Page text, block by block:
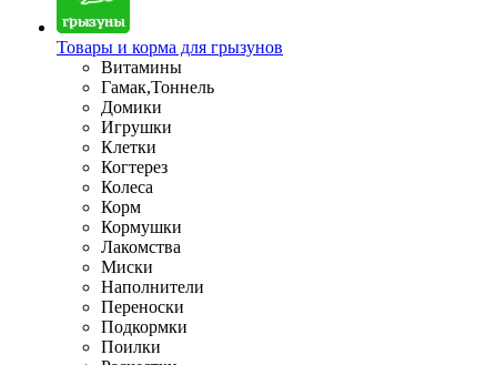
Товары и корма для грызунов
Витамины
Гамак,Тоннель
Домики
Игрушки
Клетки
Когтерез
Колеса
Корм
Кормушки
Лакомства
Миски
Наполнители
Переноски
Подкормки
Поилки